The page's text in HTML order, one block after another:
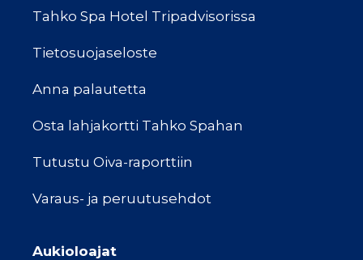
Tahko Spa Hotel Tripadvisorissa
Tietosuojaseloste
Anna palautetta
Osta lahjakortti Tahko Spahan
Tutustu Oiva-raporttiin
Varaus- ja peruutusehdot
Aukioloajat